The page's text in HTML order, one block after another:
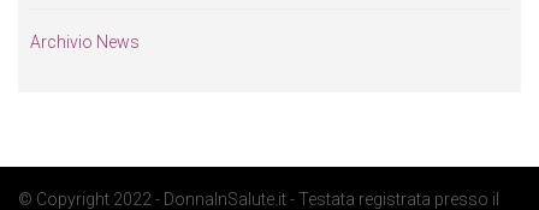
Archivio News
© Copyright 2022 - DonnaInSalute.it - Testata registrata presso il